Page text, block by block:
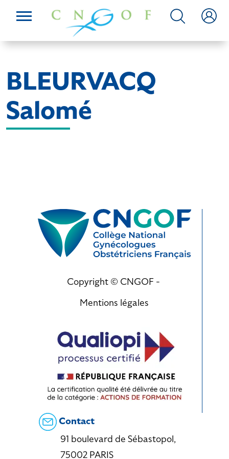
BLEURVACQ
Salomé
Copyright © CNGOF -
Mentions légales
Contact
91 boulevard de Sébastopol,
75002 PARIS